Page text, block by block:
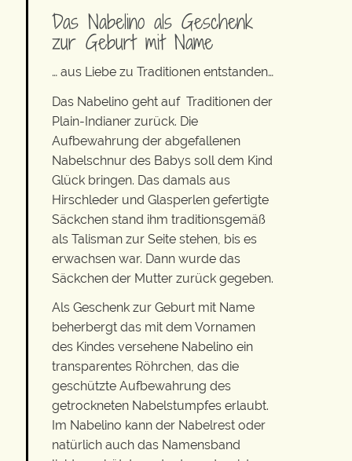
Das Nabelino als Geschenk
zur Geburt mit Name
… aus Liebe zu Traditionen entstanden…
Das Nabelino geht auf Traditionen der
Plain-Indianer zurück. Die
Aufbewahrung der abgefallenen
Nabelschnur des Babys soll dem Kind
Glück bringen. Das damals aus
Hirschleder und Glasperlen gefertigte
Säckchen stand ihm traditionsgemäß
als Talisman zur Seite stehen, bis es
erwachsen war. Dann wurde das
Säckchen der Mutter zurück gegeben.
Als Geschenk zur Geburt mit Name
beherbergt das mit dem Vornamen
des Kindes versehene Nabelino ein
transparentes Röhrchen, das die
geschützte Aufbewahrung des
getrockneten Nabelstumpfes erlaubt.
Im Nabelino kann der Nabelrest oder
natürlich auch das Namensband